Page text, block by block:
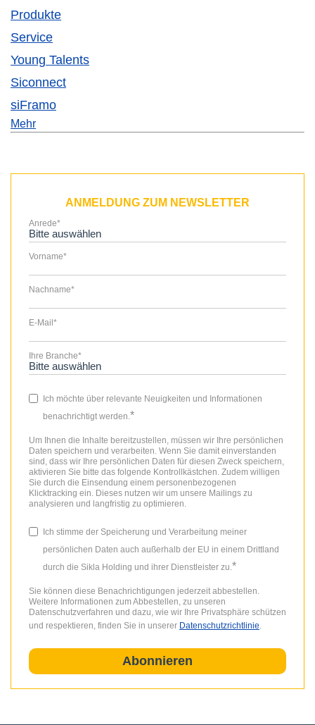
Produkte
Service
Young Talents
Siconnect
siFramo
Mehr
ANMELDUNG ZUM NEWSLETTER
Anrede*
Vorname*
Nachname*
E-Mail*
Ihre Branche*
Ich möchte über relevante Neuigkeiten und Informationen
benachrichtigt werden. *
Um Ihnen die Inhalte bereitzustellen, müssen wir Ihre persönlichen
Daten speichern und verarbeiten. Wenn Sie damit einverstanden
sind, dass wir Ihre persönlichen Daten für diesen Zweck speichern,
aktivieren Sie bitte das folgende Kontrollkästchen. Zudem willigen
Sie durch die Einsendung einem personenbezogenen
Klicktracking ein. Dieses nutzen wir um unsere Mailings zu
analysieren und langfristig zu optimieren.
Ich stimme der Speicherung und Verarbeitung meiner
persönlichen Daten auch außerhalb der EU in einem Drittland
durch die Sikla Holding und ihrer Dienstleister zu. *
Sie können diese Benachrichtigungen jederzeit abbestellen.
Weitere Informationen zum Abbestellen, zu unseren
Datenschutzverfahren und dazu, wie wir Ihre Privatsphäre schützen
und respektieren, finden Sie in unserer Datenschutzrichtlinie